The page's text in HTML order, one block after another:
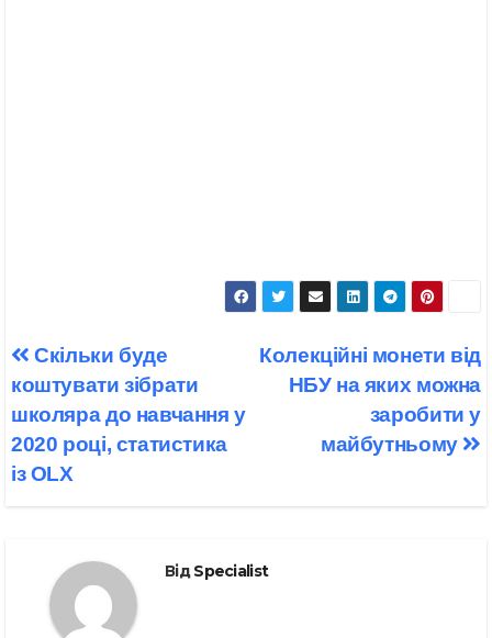
Навігація
записів
Колекційні монети від
НБУ на яких можна
заробити у
майбутньому
Скільки буде
коштувати зібрати
школяра до навчання у
2020 році, статистика
із OLX
ВідSpecialist